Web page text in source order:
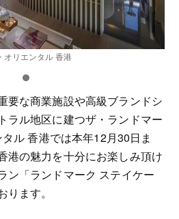
オリエンタル 香港
要な商業施設や高級ブランドシ
ラル地区に建つザ・ランドマー
ル 香港では本年12月30日ま
港の魅力を十分にお楽しみ頂け
ン「ランドマーク ステイケー
ます。